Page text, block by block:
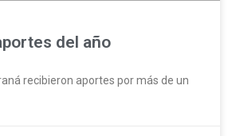
del año
recibieron aportes por más de un